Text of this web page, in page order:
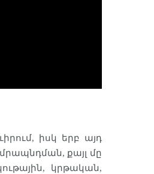
իսկ երբ այդ
քայլ մը
կրթական,